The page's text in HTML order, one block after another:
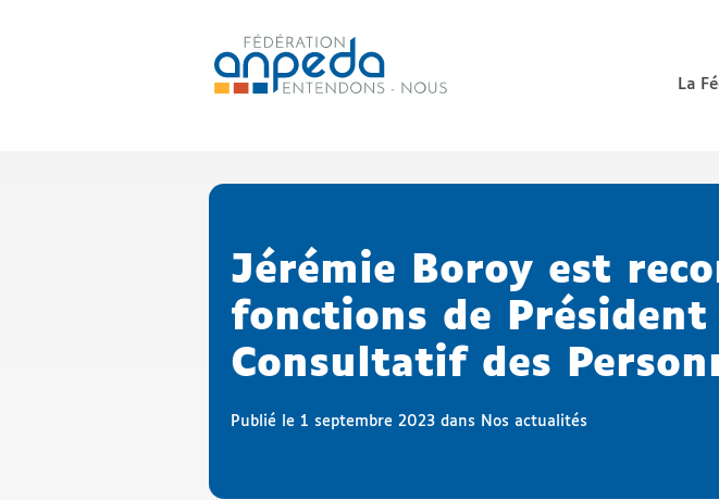
La
Jérémie Boroy est
fonctions de Président
Consultatif des
Publié le 1 septembre 2023 dans Nos actualités